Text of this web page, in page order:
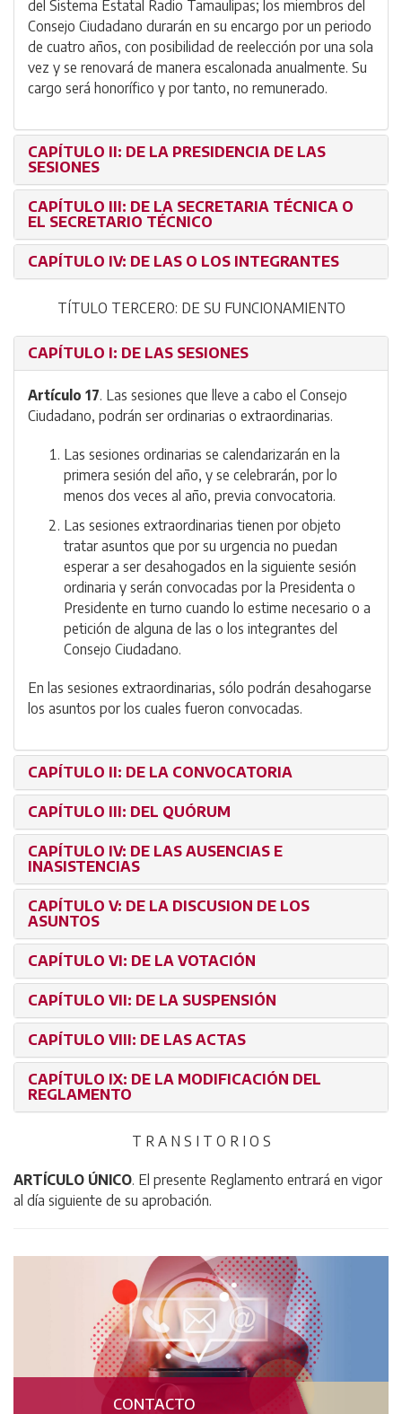
del Sistema Estatal Radio Tamaulipas; los miembros del
Consejo Ciudadano durarán en su encargo por un periodo
de cuatro años, con posibilidad de reelección por una sola
vez y se renovará de manera escalonada anualmente. Su
cargo será honorífico y por tanto, no remunerado.
CAPÍTULO II: DE LA PRESIDENCIA DE LAS
SESIONES
CAPÍTULO III: DE LA SECRETARIA TÉCNICA O
EL SECRETARIO TÉCNICO
CAPÍTULO IV: DE LAS O LOS INTEGRANTES
TÍTULO TERCERO: DE SU FUNCIONAMIENTO
CAPÍTULO I: DE LAS SESIONES
Artículo 17. Las sesiones que lleve a cabo el Consejo
Ciudadano, podrán ser ordinarias o extraordinarias.
Las sesiones ordinarias se calendarizarán en la
primera sesión del año, y se celebrarán, por lo
menos dos veces al año, previa convocatoria.
Las sesiones extraordinarias tienen por objeto
tratar asuntos que por su urgencia no puedan
esperar a ser desahogados en la siguiente sesión
ordinaria y serán convocadas por la Presidenta o
Presidente en turno cuando lo estime necesario o a
petición de alguna de las o los integrantes del
Consejo Ciudadano.
En las sesiones extraordinarias, sólo podrán desahogarse
los asuntos por los cuales fueron convocadas.
CAPÍTULO II: DE LA CONVOCATORIA
CAPÍTULO III: DEL QUÓRUM
CAPÍTULO IV: DE LAS AUSENCIAS E
INASISTENCIAS
CAPÍTULO V: DE LA DISCUSION DE LOS
ASUNTOS
CAPÍTULO VI: DE LA VOTACIÓN
CAPÍTULO VII: DE LA SUSPENSIÓN
CAPÍTULO VIII: DE LAS ACTAS
CAPÍTULO IX: DE LA MODIFICACIÓN DEL
REGLAMENTO
T R A N S I T O R I O S
ARTÍCULO ÚNICO. El presente Reglamento entrará en vigor
al día siguiente de su aprobación.
CONTACTO